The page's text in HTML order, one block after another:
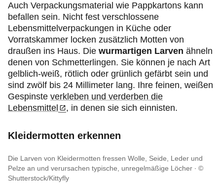
Auch Verpackungsmaterial wie Pappkartons kann
befallen sein. Nicht fest verschlossene
Lebensmittelverpackungen in Küche oder
Vorratskammer locken zusätzlich Motten von
draußen ins Haus. Die wurmartigen Larven ähneln
denen von Schmetterlingen. Sie können je nach Art
gelblich-weiß, rötlich oder grünlich gefärbt sein und
sind zwölf bis 24 Millimeter lang. Ihre feinen, weißen
Gespinste verkleben und verderben die
Lebensmittel
, in denen sie sich einnisten.
Kleidermotten erkennen
Die Larven von Kleidermotten fressen Wolle, Seide, Leder und
Pelze an und verursachen typische, unregelmäßige Löcher
©
Shutterstock/Kittyfly